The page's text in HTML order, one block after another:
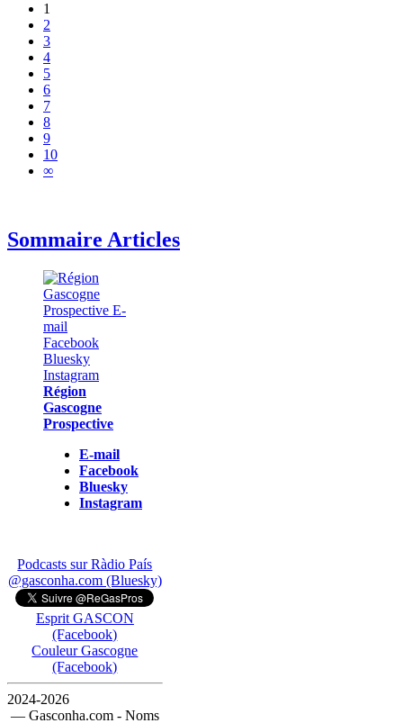
1
2
3
4
5
6
7
8
9
10
∞
Sommaire Articles
Région
Gascogne
Prospective
E-mail
Facebook
Bluesky
Instagram
Podcasts sur Ràdio País
@gasconha.com (Bluesky)
Esprit GASCON
(Facebook)
Couleur Gascogne
(Facebook)
2024-2026
— Gasconha.com - Noms